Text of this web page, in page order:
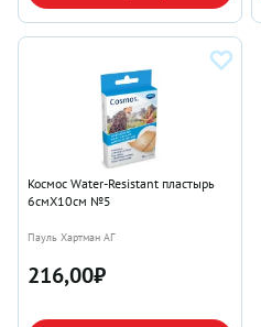
Космос Water-Resistant пластырь
6смX10см №5
Пауль Хартман АГ
216,00₽